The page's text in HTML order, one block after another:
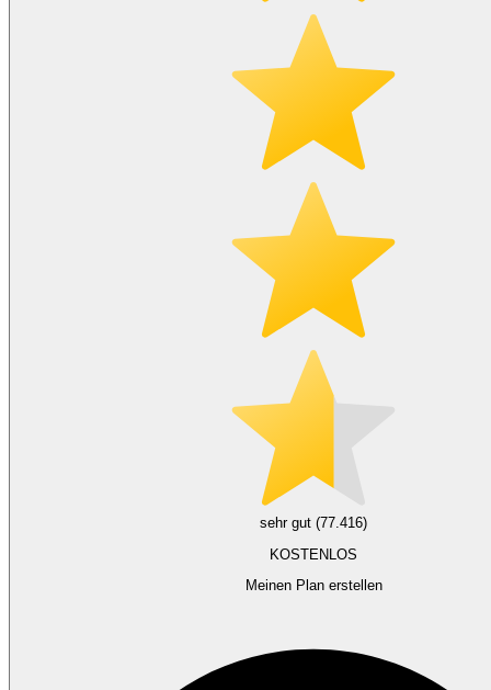
sehr gut (77.416)
KOSTENLOS
Meinen Plan erstellen